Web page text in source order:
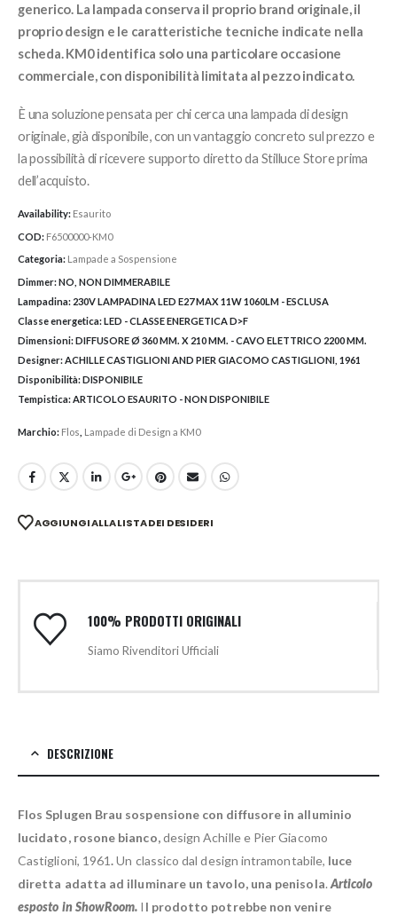
generico. La lampada conserva il proprio brand originale, il
proprio design e le caratteristiche tecniche indicate nella
scheda. KM0 identifica solo una particolare occasione
commerciale, con disponibilità limitata al pezzo indicato.
È una soluzione pensata per chi cerca una lampada di design
originale, già disponibile, con un vantaggio concreto sul prezzo e
la possibilità di ricevere supporto diretto da Stilluce Store prima
dell’acquisto.
Availability: Esaurito
COD: F6500000-KM0
Categoria: Lampade a Sospensione
Dimmer:NO, NON DIMMERABILE
Lampadina: 230V LAMPADINA LED E27 MAX 11W 1060LM - ESCLUSA
Classe energetica:LED - CLASSE ENERGETICA D>F
Dimensioni:DIFFUSORE Ø 360 MM. X 210 MM. - CAVO ELETTRICO 2200 MM.
Designer:ACHILLE CASTIGLIONI AND PIER GIACOMO CASTIGLIONI, 1961
Disponibilità:DISPONIBILE
Tempistica:ARTICOLO ESAURITO - NON DISPONIBILE
Marchio: Flos Lampade di Design a KM0
AGGIUNGI ALLA LISTA DEI DESIDERI
100% PRODOTTI ORIGINALI
Siamo Rivenditori Ufficiali
DESCRIZIONE
Flos Splugen Brau sospensione con diffusore in alluminio
lucidato, rosone bianco,design Achille e Pier Giacomo
Castiglioni, 1961.Un classico dal design intramontabile, luce
diretta adatta ad illuminare un tavolo, una penisola. Articolo
esposto in ShowRoom. I l prodotto potrebbe non venire